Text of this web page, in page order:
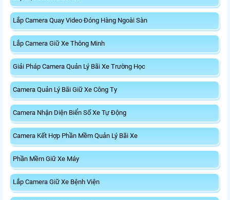
Lắp Camera Quay Video Đóng Hàng Ngoài Sàn
Lắp Camera Giữ Xe Thông Minh
Giải Pháp Camera Quản Lý Bãi Xe Trường Học
Camera Quản Lý Bãi Giữ Xe Công Ty
Camera Nhận Diện Biển Số Xe Tự Động
Camera Kết Hợp Phần Mềm Quản Lý Bãi Xe
Phần Mềm Giữ Xe Máy
Lắp Camera Giữ Xe Bệnh Viện